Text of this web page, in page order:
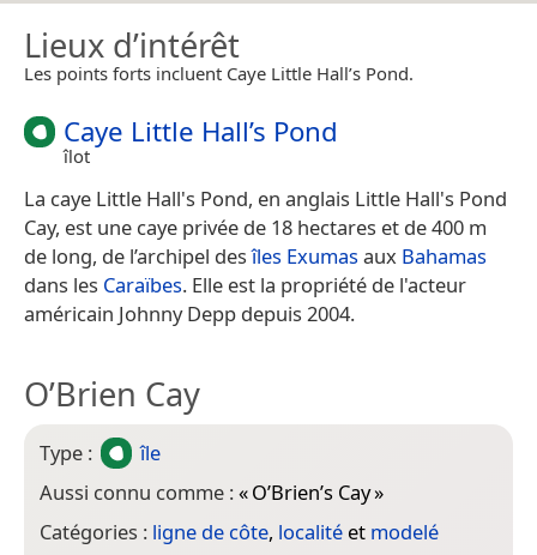
Lieux d’intérêt
Les points forts incluent Caye Little Hall’s Pond.
Caye Little Hall’s Pond
îlot
La caye Little Hall's Pond, en anglais Little Hall's Pond
Cay, est une caye privée de 18 hectares et de 400 m
de long, de l’archipel desîles Exumasaux Bahamas
dans les Caraïbes. Elle est la propriété de l'acteur
américain Johnny Depp depuis 2004.
O’Brien Cay
Type :
île
Aussi connu comme :«O’Brien’s Cay»
Catégories : ligne de côte, localité et modelé